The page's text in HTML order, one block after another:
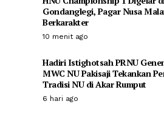
Gondanglegi, Pagar Nusa
Berkarakter
10 menit ago
Hadiri Istighotsah PRNU
MWC NU Pakisaji Tekankan
Tradisi NU di Akar Rumput
6 hari ago